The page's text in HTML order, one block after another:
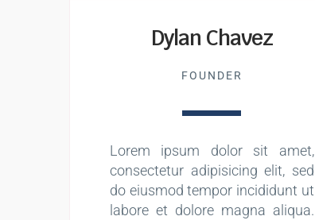
Dylan Chavez
FOUNDER
Lorem ipsum dolor sit amet,
consectetur adipisicing elit, sed
do eiusmod tempor incididunt ut
labore et dolore magna aliqua.